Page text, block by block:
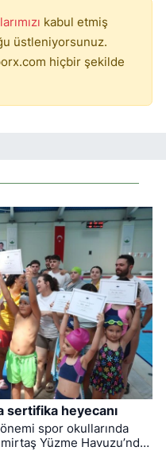
kabul etmiş
üstleniyorsunuz.
hiçbir şekilde
sertifika heyecanı
spor okullarında
Yüzme Havuzu’nda